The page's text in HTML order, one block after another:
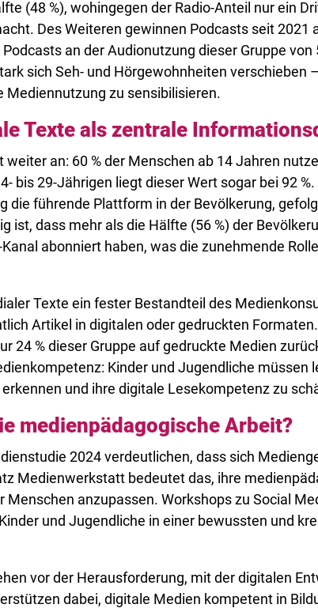
(48 %), wohingegen der Radio-Anteil nur ein
Des Weiteren gewinnen Podcasts seit 2021
an der Audionutzung dieser Gruppe von
sich Seh- und Hörgewohnheiten verschieben
zu sensibilisieren.
Texte als zentrale
an: 60 % der Menschen ab 14 Jahren
bis 29-Jährigen liegt dieser Wert sogar bei 92
führende Plattform in der Bevölkerung,
ist, dass mehr als die Hälfte (56 %) der
abonniert haben, was die zunehmende
Texte ein fester Bestandteil des
Artikel in digitalen oder gedruckten
24 % dieser Gruppe auf gedruckte Medien
Kinder und Jugendliche müssen
und ihre digitale Lesekompetenz zu
medienpädagogische Arbeit?
2024 verdeutlichen, dass sich
Medienwerkstatt bedeutet das, ihre
anzupassen. Workshops zu Social
und Jugendliche in einer bewussten und
vor der Herausforderung, mit der digitalen
dabei, digitale Medien kompetent in